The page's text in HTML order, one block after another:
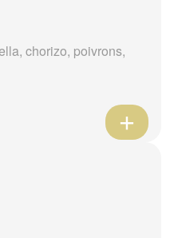
chorizo, poivrons,